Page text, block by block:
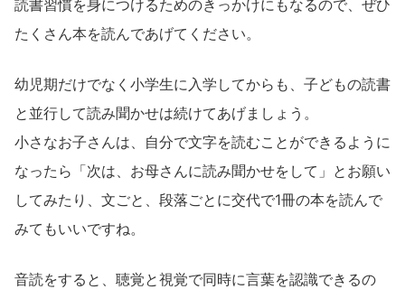
読書習慣を身につけるためのきっかけにもなるので、ぜひ
たくさん本を読んであげてください。
幼児期だけでなく小学生に入学してからも、子どもの読書
と並行して読み聞かせは続けてあげましょう。
小さなお子さんは、自分で文字を読むことができるように
なったら「次は、お母さんに読み聞かせをして」とお願い
してみたり、文ごと、段落ごとに交代で1冊の本を読んで
みてもいいですね。
音読をすると、聴覚と視覚で同時に言葉を認識できるの